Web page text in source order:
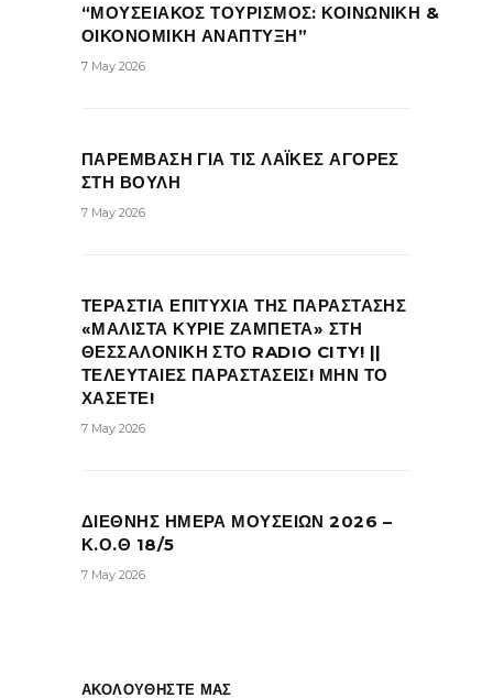
“ΜΟΥΣΕΙΑΚΟΣ ΤΟΥΡΙΣΜΟΣ: ΚΟΙΝΩΝΙΚΗ &
ΟΙΚΟΝΟΜΙΚΗ ΑΝΑΠΤΥΞΗ”
7 May 2026
ΠΑΡΕΜΒΑΣΗ ΓΙΑ ΤΙΣ ΛΑΪΚΕΣ ΑΓΟΡΕΣ
ΣΤΗ ΒΟΥΛΗ
7 May 2026
ΤΕΡΑΣΤΙΑ ΕΠΙΤΥΧΙΑ ΤΗΣ ΠΑΡΑΣΤΑΣΗΣ
«ΜΑΛΙΣΤΑ ΚΥΡΙΕ ΖΑΜΠΕΤΑ» ΣΤΗ
ΘΕΣΣΑΛΟΝΙΚΗ ΣΤΟ RADIO CITY! ||
ΤΕΛΕΥΤΑΙΕΣ ΠΑΡΑΣΤΑΣΕΙΣ! ΜΗΝ ΤΟ
ΧΑΣΕΤΕ!
7 May 2026
ΔΙΕΘΝΗΣ ΗΜΕΡΑ ΜΟΥΣΕΙΩΝ 2026 –
Κ.Ο.Θ 18/5
7 May 2026
ΑΚΟΛΟΥΘΗΣΤΕ ΜΑΣ